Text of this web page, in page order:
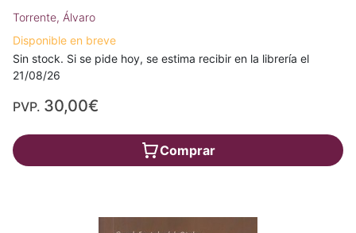
Torrente, Álvaro
Disponible en breve
Sin stock. Si se pide hoy, se estima recibir en la librería el
21/08/26
PVP. 30,00€
Comprar